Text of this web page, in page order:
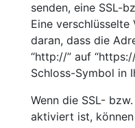
senden, eine SSL-
Eine verschlüsselte
daran, dass die
“http://” auf
Schloss-Symbol in
Wenn die SSL-
aktiviert ist,